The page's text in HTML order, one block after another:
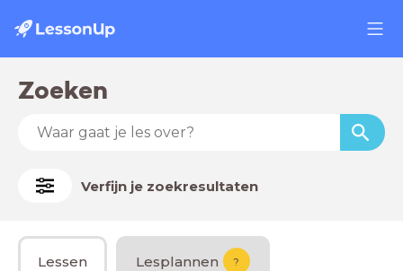
Zoeken
Verfijn je zoekresultaten
Lessen Lesplannen ?